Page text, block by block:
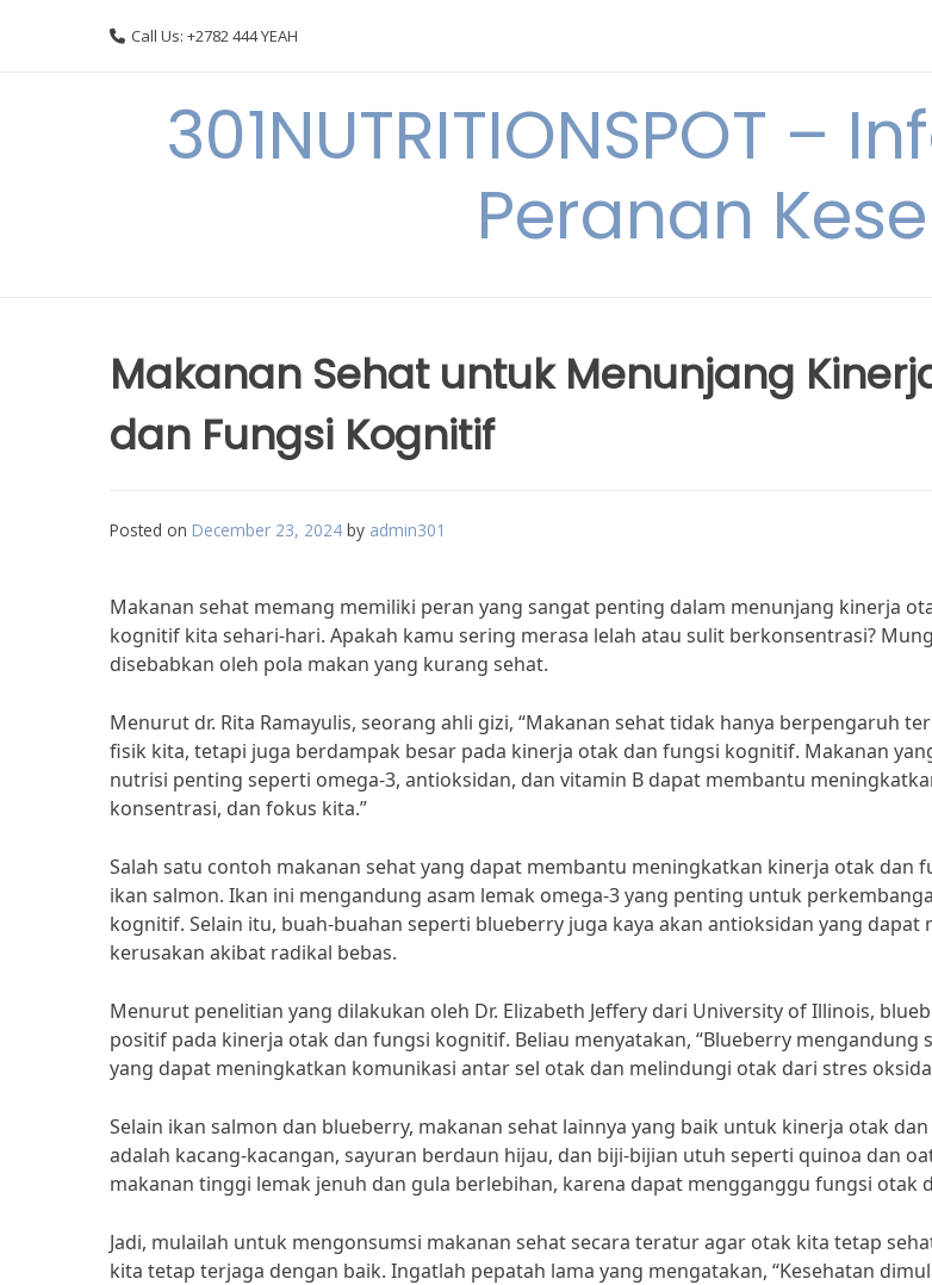
Call Us: +2782 444 YEAH
301NUTRITIONSPOT –
Peranan
Makanan Sehat untuk Menunjang
dan Fungsi Kognitif
Posted on December 23, 2024 by admin301
Makanan sehat memang memiliki peran yang sangat penting dalam menunjang kinerja
kognitif kita sehari-hari. Apakah kamu sering merasa lelah atau sulit berkonsentrasi?
disebabkan oleh pola makan yang kurang sehat.
Menurut dr. Rita Ramayulis, seorang ahli gizi, “Makanan sehat tidak hanya berpengaruh
fisik kita, tetapi juga berdampak besar pada kinerja otak dan fungsi kognitif. Makanan
nutrisi penting seperti omega-3, antioksidan, dan vitamin B dapat membantu
konsentrasi, dan fokus kita.”
Salah satu contoh makanan sehat yang dapat membantu meningkatkan kinerja otak dan
ikan salmon. Ikan ini mengandung asam lemak omega-3 yang penting untuk
kognitif. Selain itu, buah-buahan seperti blueberry juga kaya akan antioksidan yang dapat
kerusakan akibat radikal bebas.
Menurut penelitian yang dilakukan oleh Dr. Elizabeth Jeffery dari University of Illinois,
positif pada kinerja otak dan fungsi kognitif. Beliau menyatakan, “Blueberry mengandung
yang dapat meningkatkan komunikasi antar sel otak dan melindungi otak dari stres
Selain ikan salmon dan blueberry, makanan sehat lainnya yang baik untuk kinerja otak
adalah kacang-kacangan, sayuran berdaun hijau, dan biji-bijian utuh seperti quinoa dan
makanan tinggi lemak jenuh dan gula berlebihan, karena dapat mengganggu fungsi otak
Jadi, mulailah untuk mengonsumsi makanan sehat secara teratur agar otak kita tetap
kita tetap terjaga dengan baik. Ingatlah pepatah lama yang mengatakan, “Kesehatan